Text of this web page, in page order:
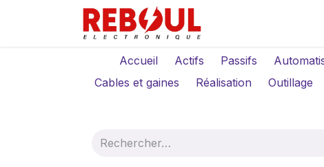
Se rendre au contenu
Accueil Actifs Passifs
Cables et gaines
Réalisation Outillage